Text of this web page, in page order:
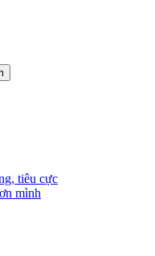
tiêu cực
mình